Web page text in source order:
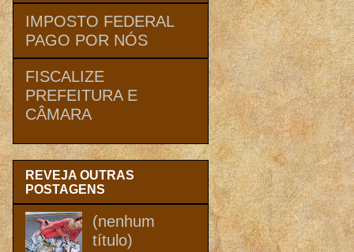
IMPOSTO FEDERAL
PAGO POR NÓS
FISCALIZE
PREFEITURA E
CÂMARA
REVEJA OUTRAS
POSTAGENS
(nenhum
título)